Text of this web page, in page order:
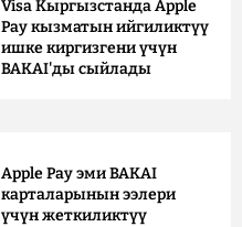
Visa Кыргызстанда Apple
Pay кызматын ийгиликтүү
ишке киргизгени үчүн
BAKAI'ды сыйлады
Apple Pay эми BAKAI
карталарынын ээлери
үчүн жеткиликтүү